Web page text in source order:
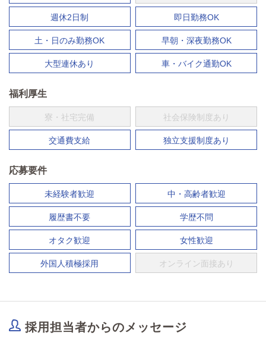
週休2日制 即日勤務OK
土・日のみ勤務OK 早朝・深夜勤務OK
大型連休あり 車・バイク通勤OK
福利厚生
寮・社宅完備 社会保険制度あり
交通費支給 独立支援制度あり
応募要件
未経験者歓迎 中・高齢者歓迎
履歴書不要 学歴不問
オタク歓迎 女性歓迎
外国人積極採用 オンライン面接あり
採用担当者からのメッセージ